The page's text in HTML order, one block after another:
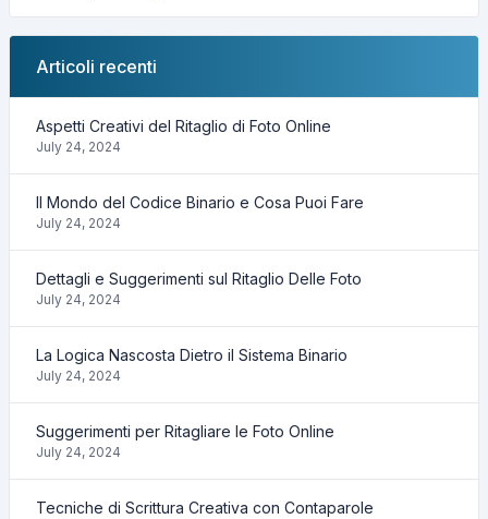
Articoli recenti
Aspetti Creativi del Ritaglio di Foto Online
July 24, 2024
Il Mondo del Codice Binario e Cosa Puoi Fare
July 24, 2024
Dettagli e Suggerimenti sul Ritaglio Delle Foto
July 24, 2024
La Logica Nascosta Dietro il Sistema Binario
July 24, 2024
Suggerimenti per Ritagliare le Foto Online
July 24, 2024
Tecniche di Scrittura Creativa con Contaparole